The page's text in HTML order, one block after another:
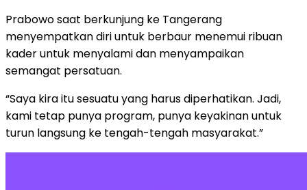
Prabowo saat berkunjung ke Tangerang
menyempatkan diri untuk berbaur menemui ribuan
kader untuk menyalami dan menyampaikan
semangat persatuan.
“Saya kira itu sesuatu yang harus diperhatikan. Jadi,
kami tetap punya program, punya keyakinan untuk
turun langsung ke tengah-tengah masyarakat.”